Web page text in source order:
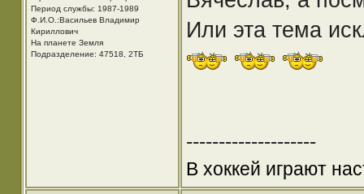
Период службы: 1987-1989
Ф.И.О.:Васильев Владимир
Кириллович
На планете Земля
Подразделение: 47518, 2ТБ
Или эта тема
--------------------
В хоккей играют